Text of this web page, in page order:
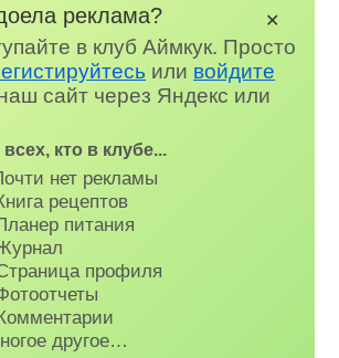
реклама?
в клуб Аймкук. Просто
или войдите
сайт через Яндекс или
кто в клубе...
нет рекламы
рецептов
питания
профиля
другое…
✕